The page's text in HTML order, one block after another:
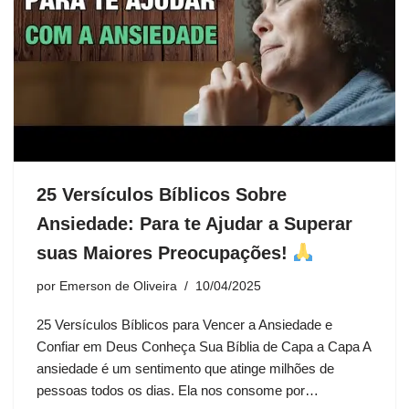
25 Versículos Bíblicos Sobre
Ansiedade: Para te Ajudar a Superar
suas Maiores Preocupações!
por Emerson de Oliveira 10/04/2025
25 Versículos Bíblicos para Vencer a Ansiedade e
Confiar em Deus Conheça Sua Bíblia de Capa a Capa A
ansiedade é um sentimento que atinge milhões de
pessoas todos os dias. Ela nos consome por…